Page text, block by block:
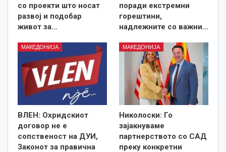
со проекти што носат
развој и подобар
живот за…
поради екстремни
горештини,
надлежните со важни…
МАКЕДОНИЈА
ВЛЕН: Охридскиот
договор не е
сопственост на ДУИ,
Законот за правична
МАКЕДОНИЈА
Николоски: Го
зајакнуваме
партнерството со САД
преку конкретни